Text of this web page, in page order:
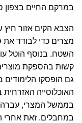
במרקם החיים בצפון
הצבא הקים אזור
מצרים כדי לבודד את
השטח. בנוסף הוטל
קשות בהספקת מוצרים
גם הופסקו
האוכלוסייה
בממשל המצרי, עברה
במחבלים. זאת אחרי